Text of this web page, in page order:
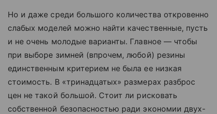
Но и даже среди большого количества откровенно
слабых моделей можно найти качественные, пусть
и не очень молодые варианты. Главное — чтобы
при выборе зимней (впрочем, любой) резины
единственным критерием не была ее низкая
стоимость. В «тринадцатых» размерах разброс
цен не такой большой. Стоит ли рисковать
собственной безопасностью ради экономии двух-